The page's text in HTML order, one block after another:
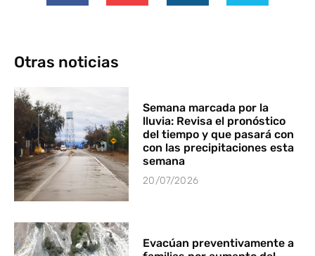
Otras noticias
Semana marcada por la
lluvia: Revisa el pronóstico
del tiempo y que pasará con
con las precipitaciones esta
semana
20/07/2026
Evacúan preventivamente a